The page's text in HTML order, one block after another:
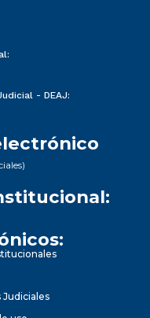
- DEAJ: